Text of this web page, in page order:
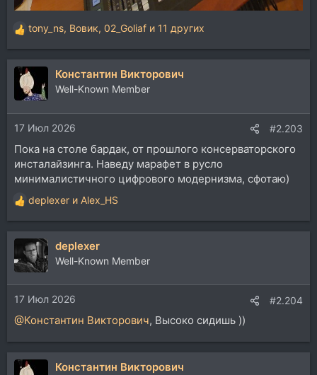
Р
е
а
ц
и
и
:
tony_ns, Вовик, 02_Goliaf и 11 других
Константин Викторович
Well-Known Member
17 Июл 2026 #2.203
Пока на столе бардак, от прошлого консерваторского
инсталайзинга. Наведу марафет в русло
минималистичного цифрового модернизма, сфотаю)
Р
е
а
ц
и
и
:
deplexer и Alex_HS
deplexer
Well-Known Member
17 Июл 2026 #2.204
@Константин Викторович, Высоко сидишь ))
Константин Викторович